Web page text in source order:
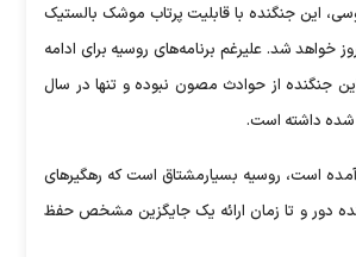
این جنگنده با قابلیت پرتاب موشک بالستیک
خواهد شد. علیرغم برنامه‌های روسیه برای ادامه
از میگ-۳۱، این جنگنده از حوادث مصون نبوده و تنها در سال
است، روسیه بسیارمشتاق است که رهگیرهای
در آینده دور و تا زمان ارائه یک جایگزین مشخص حفظ